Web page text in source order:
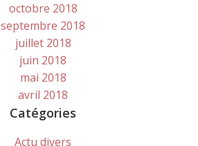
octobre 2018
septembre 2018
juillet 2018
juin 2018
mai 2018
avril 2018
Catégories
Actu divers